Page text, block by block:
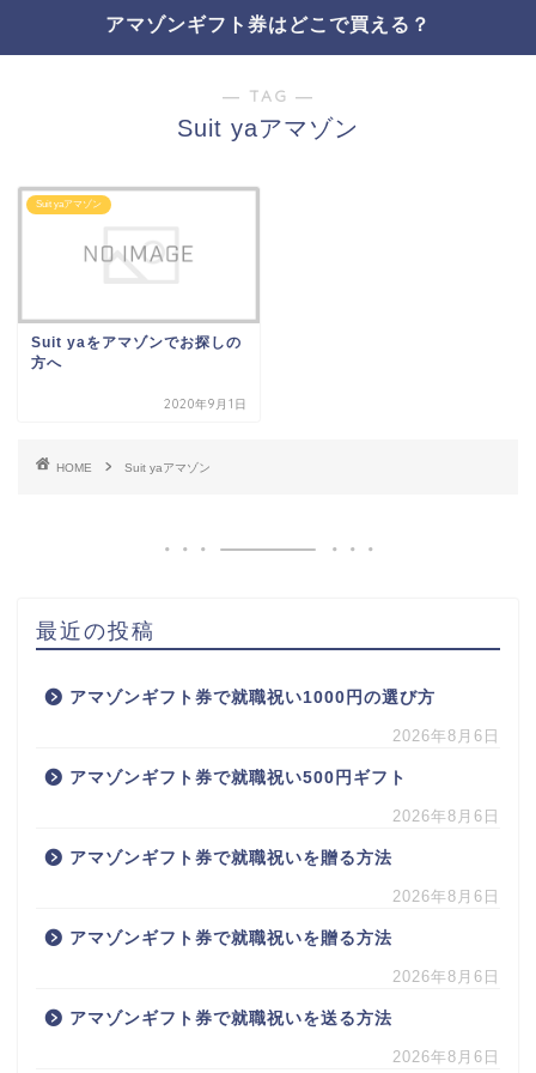
アマゾンギフト券はどこで買える？
― TAG ―
Suit yaアマゾン
Suit yaアマゾン
Suit yaをアマゾンでお探しの
方へ
2020年9月1日
HOME Suit yaアマゾン
最近の投稿
アマゾンギフト券で就職祝い1000円の選び方
2026年8月6日
アマゾンギフト券で就職祝い500円ギフト
2026年8月6日
アマゾンギフト券で就職祝いを贈る方法
2026年8月6日
アマゾンギフト券で就職祝いを贈る方法
2026年8月6日
アマゾンギフト券で就職祝いを送る方法
2026年8月6日